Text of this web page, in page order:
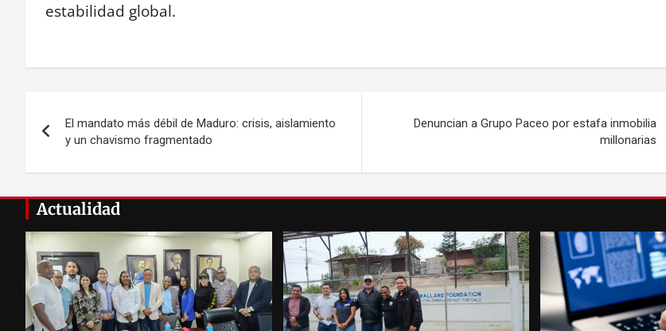
estabilidad global.
de
entradas
El mandato más débil de Maduro: crisis, aislamiento
y un chavismo fragmentado
Denuncian a Grupo Paceo por estafa inmobilia
millonarias
Actualidad